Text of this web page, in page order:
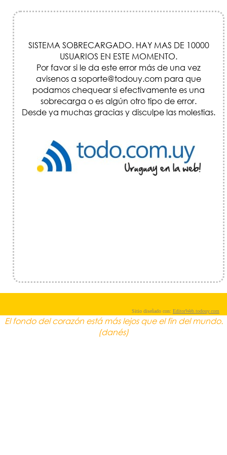
SISTEMA SOBRECARGADO. HAY MAS DE 10000
USUARIOS EN ESTE MOMENTO.
Por favor si le da este error más de una vez
avisenos a soporte@todouy.com para que
podamos chequear si efectivamente es una
sobrecarga o es algún otro tipo de error.
Desde ya muchas gracias y disculpe las molestias.
Sitio diseñado con: EditorWeb.todouy.com
El fondo del corazón está más lejos que el fin del mundo.
(danés)